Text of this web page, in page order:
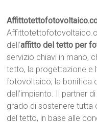
dell’affitto del tetto per
servizio chiavi in mano,
tetto, la progettazione e
fotovoltaico, la bonifica
dell’impianto. Il partner
grado di sostenere tutta
del tetto, in base alle